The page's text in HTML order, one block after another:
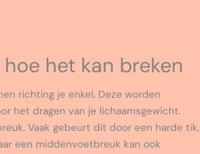
het kan breken
richting je enkel. Deze worden
het dragen van je lichaamsgewicht.
Vaak gebeurt dit door een harde tik,
een middenvoetbreuk kan ook